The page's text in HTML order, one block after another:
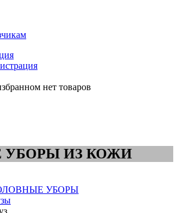
нет товаров
УБОРЫ ИЗ КОЖИ
УБОРЫ